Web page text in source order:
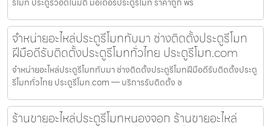
จำหน่ายอะไหล่ประตูรีโมททับมา ช่างติดตั้งประตูรีโมท
ฝีมือดีรับติดตั้งประตูรีโมททั่วไทย ประตูรีโมท.com
จำหน่ายอะไหล่ประตูรีโมททับมา ช่างติดตั้งประตูรีโมทฝีมือดีรับติดตั้งประตู
รีโมททั่วไทย ประตูรีโมท.com — บริการรับติดตั้ง ซ
ร้านขายอะไหล่ประตูรีโมทหนองจอก ร้านขายอะไหล่